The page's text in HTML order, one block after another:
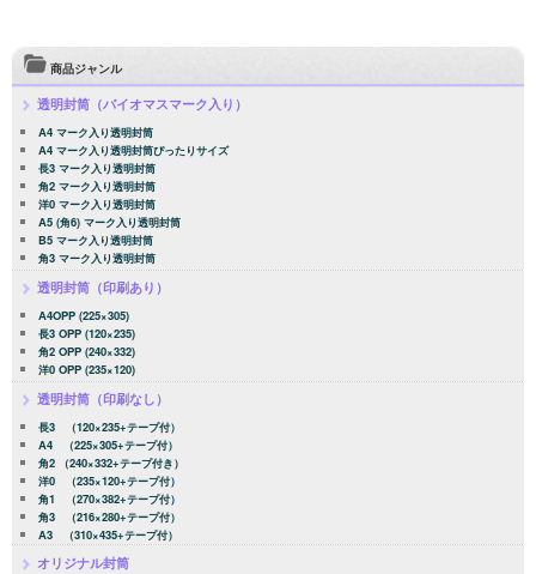
商品ジャンル
透明封筒（バイオマスマーク入り）
A4 マーク入り透明封筒
A4 マーク入り透明封筒ぴったりサイズ
長3 マーク入り透明封筒
角2 マーク入り透明封筒
洋0 マーク入り透明封筒
A5 (角6) マーク入り透明封筒
B5 マーク入り透明封筒
角3 マーク入り透明封筒
透明封筒（印刷あり）
A4OPP (225×305)
長3 OPP (120×235)
角2 OPP (240×332)
洋0 OPP (235×120)
透明封筒（印刷なし）
長3 （120×235+テープ付）
A4 （225×305+テープ付）
角2 （240×332+テープ付き）
洋0 （235×120+テープ付）
角1 （270×382+テープ付）
角3 （216×280+テープ付）
A3 （310×435+テープ付）
オリジナル封筒